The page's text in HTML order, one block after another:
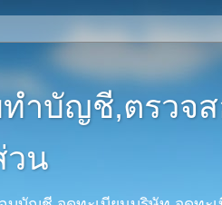
ำบัญชี,ตรวจ
วน